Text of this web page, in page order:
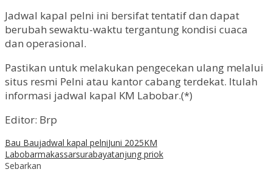
Jadwal kapal pelni ini bersifat tentatif dan dapat
berubah sewaktu-waktu tergantung kondisi cuaca
dan operasional.
Pastikan untuk melakukan pengecekan ulang melalui
situs resmi Pelni atau kantor cabang terdekat. Itulah
informasi jadwal kapal KM Labobar.(*)
Editor: Brp
Bau Baujadwal kapal pelniJuni 2025KM
Labobarmakassarsurabayatanjung priok
Sebarkan